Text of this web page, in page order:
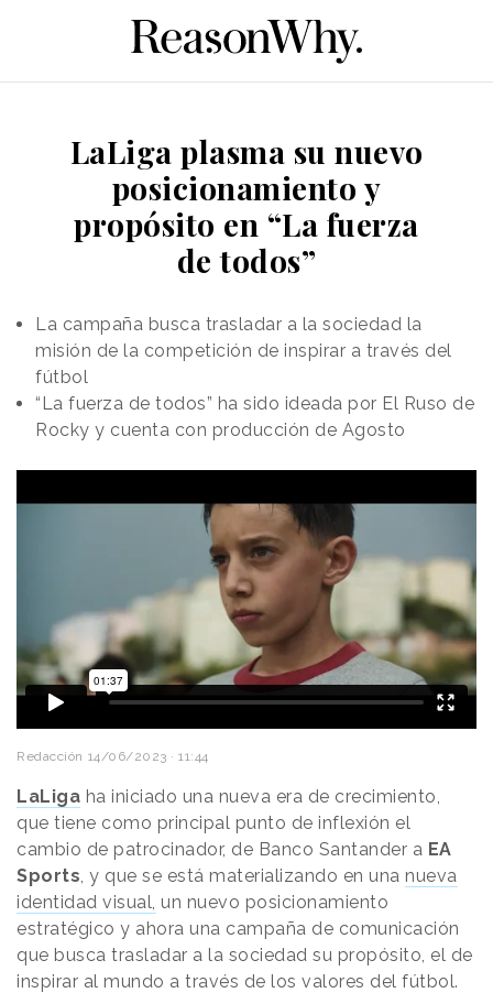
LaLiga plasma su nuevo
posicionamiento y
propósito en “La fuerza
de todos”
La campaña busca trasladar a la sociedad la
misión de la competición de inspirar a través del
fútbol
“La fuerza de todos” ha sido ideada por El Ruso de
Rocky y cuenta con producción de Agosto
Redacción 14/06/2023 · 11:44
LaLiga ha iniciado una nueva era de crecimiento,
que tiene como principal punto de inflexión el
cambio de patrocinador, de Banco Santander a EA
Sports, y que se está materializando en una nueva
identidad visual, un nuevo posicionamiento
estratégico y ahora una campaña de comunicación
que busca trasladar a la sociedad su propósito, el de
inspirar al mundo a través de los valores del fútbol.